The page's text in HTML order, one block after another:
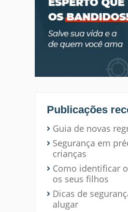
Publicações
Guia de novas
Segurança em
crianças
Como identificar
os seus filhos
Dicas de
alugar